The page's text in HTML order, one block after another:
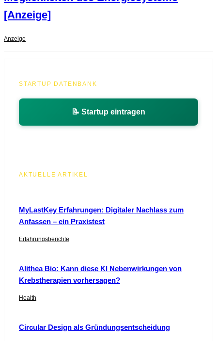
[Anzeige]
Anzeige
STARTUP DATENBANK
📝 Startup eintragen
AKTUELLE ARTIKEL
MyLastKey Erfahrungen: Digitaler Nachlass zum
Anfassen – ein Praxistest
Erfahrungsberichte
Alithea Bio: Kann diese KI Nebenwirkungen von
Krebstherapien vorhersagen?
Health
Circular Design als Gründungsentscheidung